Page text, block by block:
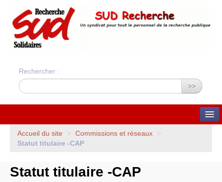
Rechercher :
>>
QUI SOMMES-NOUS ?
Nos valeurs
financière
Bilans financiers annuels
Accueil du site > Commissions et réseaux
>
Statut titulaire -CAP
Statut titulaire -CAP